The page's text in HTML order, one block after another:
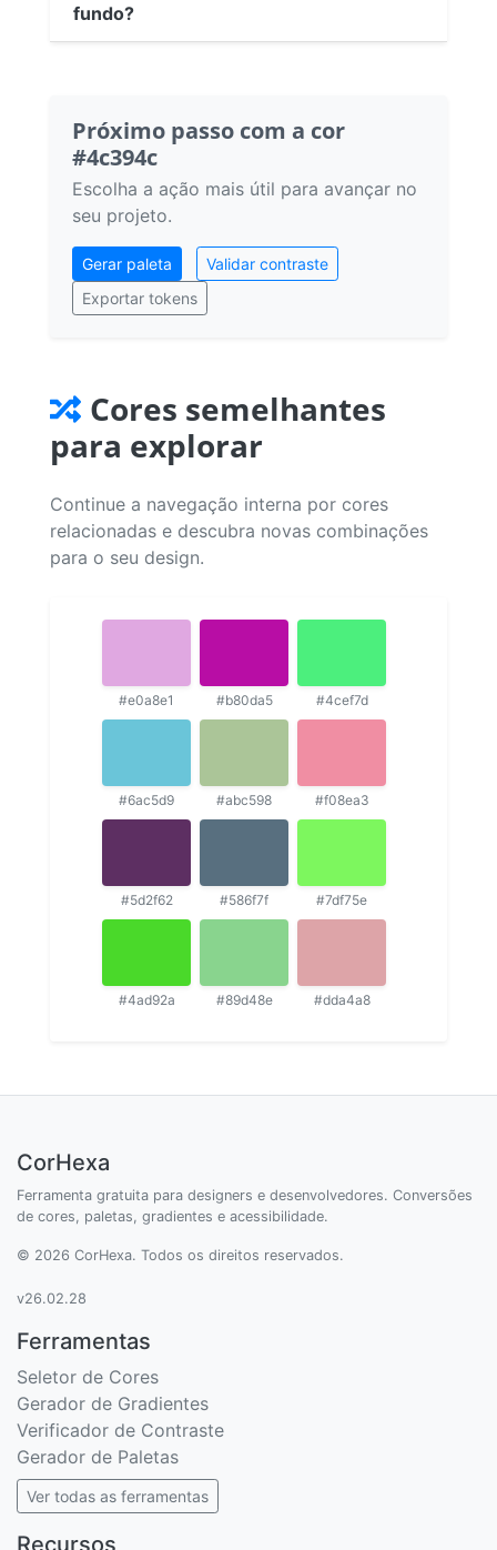
fundo?
Próximo passo com a cor
#4c394c
Escolha a ação mais útil para avançar no
seu projeto.
Gerar paleta
Validar contraste
Exportar tokens
Cores semelhantes
para explorar
Continue a navegação interna por cores
relacionadas e descubra novas combinações
para o seu design.
#e0a8e1 #b80da5 #4cef7d
#6ac5d9 #abc598 #f08ea3
#5d2f62 #586f7f #7df75e
#4ad92a #89d48e #dda4a8
CorHexa
Ferramenta gratuita para designers e desenvolvedores. Conversões
de cores, paletas, gradientes e acessibilidade.
© 2026 CorHexa. Todos os direitos reservados.
v26.02.28
Ferramentas
Seletor de Cores
Gerador de Gradientes
Verificador de Contraste
Gerador de Paletas
Ver todas as ferramentas
Recursos